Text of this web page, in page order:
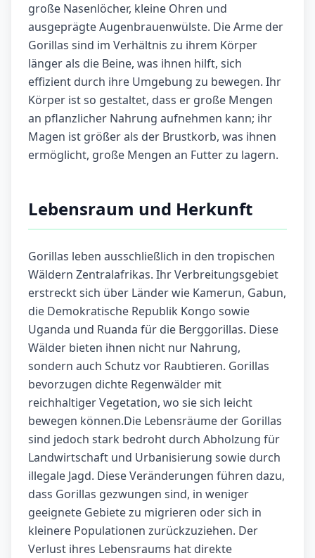
große Nasenlöcher, kleine Ohren und
ausgeprägte Augenbrauenwülste. Die Arme der
Gorillas sind im Verhältnis zu ihrem Körper
länger als die Beine, was ihnen hilft, sich
effizient durch ihre Umgebung zu bewegen. Ihr
Körper ist so gestaltet, dass er große Mengen
an pflanzlicher Nahrung aufnehmen kann; ihr
Magen ist größer als der Brustkorb, was ihnen
ermöglicht, große Mengen an Futter zu lagern.
Lebensraum und Herkunft
Gorillas leben ausschließlich in den tropischen
Wäldern Zentralafrikas. Ihr Verbreitungsgebiet
erstreckt sich über Länder wie Kamerun, Gabun,
die Demokratische Republik Kongo sowie
Uganda und Ruanda für die Berggorillas. Diese
Wälder bieten ihnen nicht nur Nahrung,
sondern auch Schutz vor Raubtieren. Gorillas
bevorzugen dichte Regenwälder mit
reichhaltiger Vegetation, wo sie sich leicht
bewegen können.Die Lebensräume der Gorillas
sind jedoch stark bedroht durch Abholzung für
Landwirtschaft und Urbanisierung sowie durch
illegale Jagd. Diese Veränderungen führen dazu,
dass Gorillas gezwungen sind, in weniger
geeignete Gebiete zu migrieren oder sich in
kleinere Populationen zurückzuziehen. Der
Verlust ihres Lebensraums hat direkte